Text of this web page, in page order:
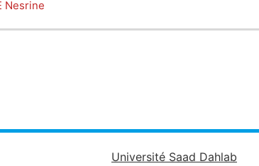
Nesrine
Université Saad Dahlab